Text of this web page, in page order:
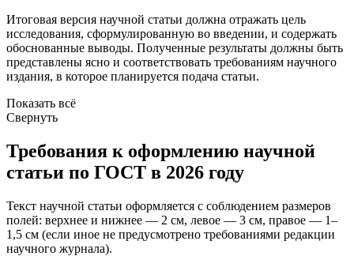
Итоговая версия научной статьи должна отражать цель
исследования, сформулированную во введении, и содержать
обоснованные выводы. Полученные результаты должны быть
представлены ясно и соответствовать требованиям научного
издания, в которое планируется подача статьи.
Показать всё
Свернуть
Требования к оформлению научной
статьи по ГОСТ в 2026 году
Текст научной статьи оформляется с соблюдением размеров
полей: верхнее и нижнее — 2 см, левое — 3 см, правое — 1–
1,5 см (если иное не предусмотрено требованиями редакции
научного журнала).